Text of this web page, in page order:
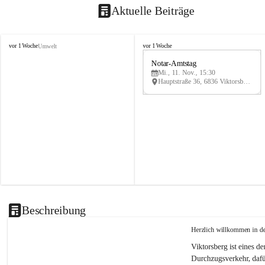
Aktuelle Beiträge
V
vor 1 WocheUmwelt
V
vor 1 Woche
V
Notar-Amtstag
Mi., 11. Nov., 15:30
Hauptstraße 36, 6836 Viktorsberg, AUT
Beschreibung
Herzlich willkommen in
Viktorsberg ist eines
Durchzugsverkehr,